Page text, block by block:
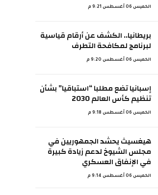
الخميس 06 أغسطس 9:21 م
بريطانيا.. الكشف عن أرقام قياسية
لبرنامج لمكافحة التطرف
الخميس 06 أغسطس 9:20 م
إسبانيا تضع مطلبا “استباقيا” بشأن
تنظيم كأس العالم 2030
الخميس 06 أغسطس 9:18 م
هيغسيث يحشد الجمهوريين في
مجلس الشيوخ لدعم زيادة كبيرة
في الإنفاق العسكري
الخميس 06 أغسطس 9:14 م